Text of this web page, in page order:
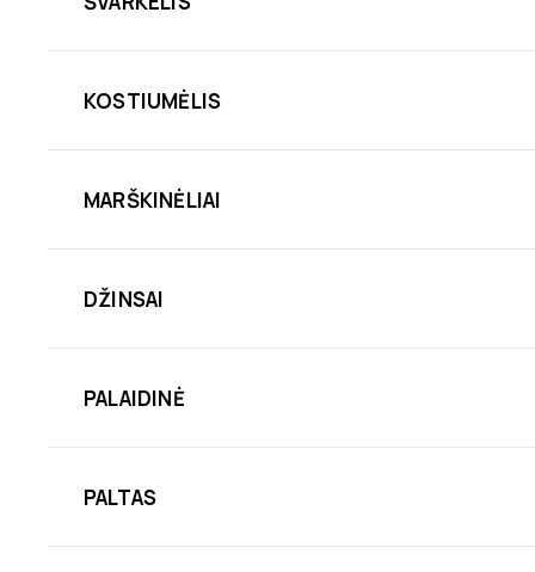
KOSTIUMĖLIS
MARŠKINĖLIAI
DŽINSAI
PALAIDINĖ
PALTAS